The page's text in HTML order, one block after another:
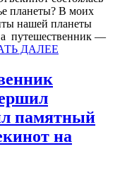
планеты? В моих
нашей планеты
а путешественник —
ДАЛЕЕ
памятный
на